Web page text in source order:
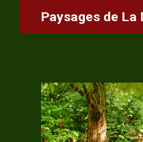
Paysages de La